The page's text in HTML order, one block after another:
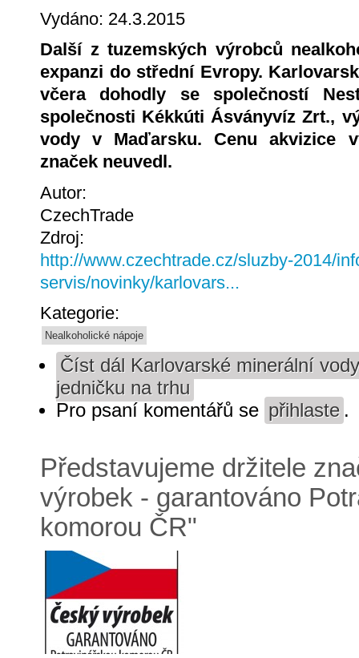
Vydáno: 24.3.2015
Další z tuzemských výrobců
expanzi do střední Evropy.
včera dohodly se společností
společnosti Kékkúti Ásványvíz Zrt.,
vody v Maďarsku. Cenu akvizice
značek neuvedl.
Autor:
CzechTrade
Zdroj:
http://www.czechtrade.cz/sluzby-2014/
servis/novinky/karlovars...
Kategorie:
Nealkoholické nápoje
Číst dál Karlovarské minerální
jedničku na trhu
Pro psaní komentářů se přihlaste .
Představujeme držitele
výrobek - garantováno
komorou ČR"